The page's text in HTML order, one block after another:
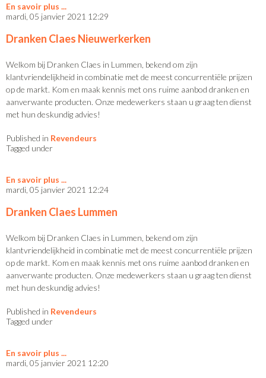
En savoir plus
mardi, 05 janvier 2021 12:29
Dranken Claes Nieuwerkerken
Welkom bij Dranken Claes in Lummen, bekend om zijn
klantvriendelijkheid in combinatie met de meest concurrentiële prijzen
op de markt. Kom en maak kennis met ons ruime aanbod dranken en
aanverwante producten. Onze medewerkers staan u graag ten dienst
met hun deskundig advies!
Published in Revendeurs
Tagged under
En savoir plus
mardi, 05 janvier 2021 12:24
Dranken Claes Lummen
Welkom bij Dranken Claes in Lummen, bekend om zijn
klantvriendelijkheid in combinatie met de meest concurrentiële prijzen
op de markt. Kom en maak kennis met ons ruime aanbod dranken en
aanverwante producten. Onze medewerkers staan u graag ten dienst
met hun deskundig advies!
Published in Revendeurs
Tagged under
En savoir plus
mardi, 05 janvier 2021 12:20